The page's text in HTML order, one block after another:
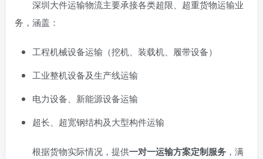
深圳大件运输物流主要承接各类超限、超重货物运输业
务，涵盖：
工程机械设备运输（挖机、装载机、履带设备）
工业整机设备及生产线运输
电力设备、新能源设备运输
超长、超宽钢结构及大型构件运输
根据货物实际情况，提供一对一运输方案定制服务 ，满